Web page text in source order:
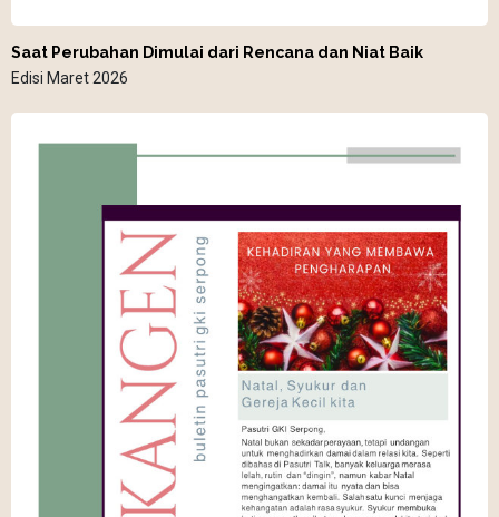
Saat Perubahan Dimulai dari Rencana dan Niat Baik
Edisi Maret 2026